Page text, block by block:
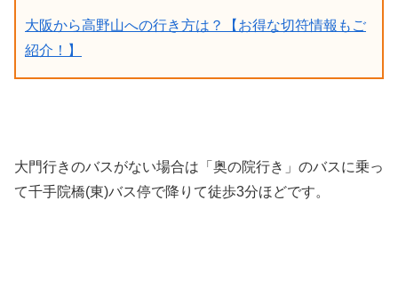
大阪から高野山への行き方は？【お得な切符情報もご
紹介！】
大門行きのバスがない場合は「奥の院行き」のバスに乗っ
て千手院橋(東)バス停で降りて徒歩3分ほどです。